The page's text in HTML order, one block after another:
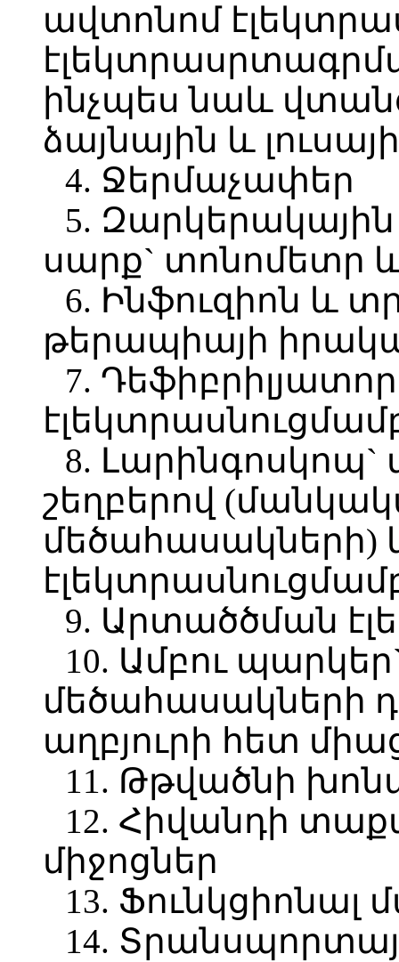
ավտոնոմ
ինչպես նաև
ձայնային և
4. Ջերմաչափեր
5. Զարկերակային
սարք` տոնոմետր
6. Ինֆուզիոն և
թերապիայի
7.
8. Լարինգոսկոպ`
շեղբերով
մեծահասակների) և
9. Արտածծման
10. Ամբու
մեծահասակների
աղբյուրի հետ
11. Թթվածնի
12. Հիվանդի
միջոցներ
13. Ֆունկցիոնալ
14.